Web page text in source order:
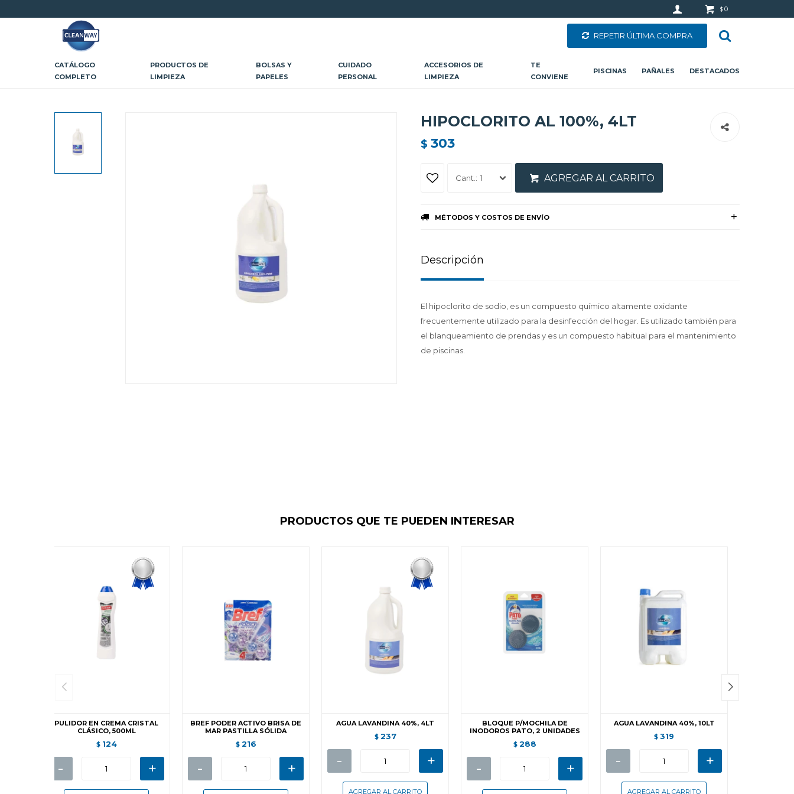
CATÁLOGO
COMPLETO
PRODUCTOS DE
LIMPIEZA
BOLSAS Y
PAPELES
CUIDADO
PERSONAL
ACCESORIOS DE
LIMPIEZA
TE
CONVIENE
PISCINAS PAÑALES DESTACADOS
REPETIR ÚLTIMA COMPRA
$0
HIPOCLORITO AL 100%, 4LT
$ 303
1 AGREGAR AL CARRITO
MÉTODOS Y COSTOS DE ENVÍO
Descripción
El hipoclorito de sodio, es un compuesto químico altamente oxidante
frecuentemente utilizado para la desinfección del hogar. Es utilizado también para
el blanqueamiento de prendas y es un compuesto habitual para el mantenimiento
de piscinas.
PRODUCTOS QUE TE PUEDEN INTERESAR
PULIDOR EN CREMA CRISTAL
CLÁSICO, 500ML
$ 124
- +
BREF PODER ACTIVO BRISA DE
MAR PASTILLA SÓLIDA
$ 216
- +
AGUA LAVANDINA 40%, 4LT
$ 237
- +
BLOQUE P/MOCHILA DE
INODOROS PATO, 2 UNIDADES
$ 288
- +
AGUA LAVANDINA 40%, 10LT
$ 319
- +